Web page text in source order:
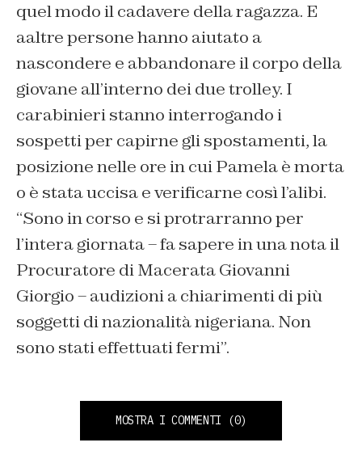
quel modo il cadavere della ragazza. E
aaltre persone hanno aiutato a
nascondere e abbandonare il corpo della
giovane all’interno dei due trolley. I
carabinieri stanno interrogando i
sospetti per capirne gli spostamenti, la
posizione nelle ore in cui Pamela è morta
o è stata uccisa e verificarne così l’alibi.
“Sono in corso e si protrarranno per
l’intera giornata – fa sapere in una nota il
Procuratore di Macerata Giovanni
Giorgio – audizioni a chiarimenti di più
soggetti di nazionalità nigeriana. Non
sono stati effettuati fermi”.
MOSTRA I COMMENTI (0)